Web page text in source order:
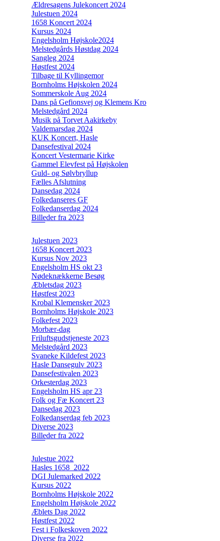
Ældresagens Julekoncert 2024
Julestuen 2024
1658 Koncert 2024
Kursus 2024
Engelsholm Højskole2024
Melstedgårds Høstdag 2024
Sangleg 2024
Høstfest 2024
Tilbage til Kyllingemor
Bornholms Højskolen 2024
Sommerskole Aug 2024
Dans på Gefionsvej og Klemens Kro
Melstedgård 2024
Musik på Torvet Aakirkeby
Valdemarsdag 2024
KUK Koncert, Hasle
Dansefestival 2024
Koncert Vestermarie Kirke
Gammel Elevfest på Højskolen
Guld- og Sølvbryllup
Fælles Afslutning
Dansedag 2024
Folkedanseres GF
Folkedanserdag 2024
Billeder fra 2023
Julestuen 2023
1658 Koncert 2023
Kursus Nov 2023
Engelsholm HS okt 23
Nødeknækkerne Besøg
Æbletsdag 2023
Høstfest 2023
Krobal Klemensker 2023
Bornholms Højskole 2023
Folkefest 2023
Morbær-dag
Friluftsgudstjeneste 2023
Melstedgård 2023
Svaneke Kildefest 2023
Hasle Dansegulv 2023
Dansefestivalen 2023
Orkesterdag 2023
Engelsholm HS apr 23
Folk og Fæ Koncert 23
Dansedag 2023
Folkedanserdag feb 2023
Diverse 2023
Billeder fra 2022
Julestue 2022
Hasles 1658_2022
DGI Julemarked 2022
Kursus 2022
Bornholms Højskole 2022
Engelsholm Højskole 2022
Æblets Dag 2022
Høstfest 2022
Fest i Folkeskoven 2022
Diverse fra 2022